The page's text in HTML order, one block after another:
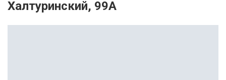
Халтуринский, 99А